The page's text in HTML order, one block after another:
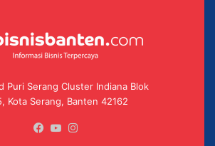
Puri Serang Cluster Indiana Blok
Kota Serang, Banten 42162
Facebook
YouTube